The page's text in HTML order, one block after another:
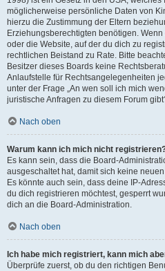
möglicherweise persönliche Daten von
hierzu die Zustimmung der Eltern
Erziehungsberechtigten benötigen.
oder die Website, auf der du dich zu
rechtlichen Beistand zu Rate. Bitte
Besitzer dieses Boards keine
Anlaufstelle für Rechtsangelegenheiten
unter der Frage „An wen soll ich mich
juristische Anfragen zu diesem Forum
Nach oben
Warum kann ich mich nicht
Es kann sein, dass die Board-
ausgeschaltet hat, damit sich keine
Es könnte auch sein, dass deine IP-
du dich registrieren möchtest, gesperrt
dich an die Board-Administration.
Nach oben
Ich habe mich registriert, kann mich
Überprüfe zuerst, ob du den richtigen